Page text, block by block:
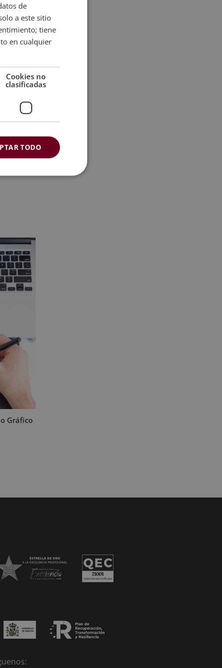
de la
nacional
Gráfico
de
a este sitio
tiene
en cualquier
Cookies no
clasificadas
TODO